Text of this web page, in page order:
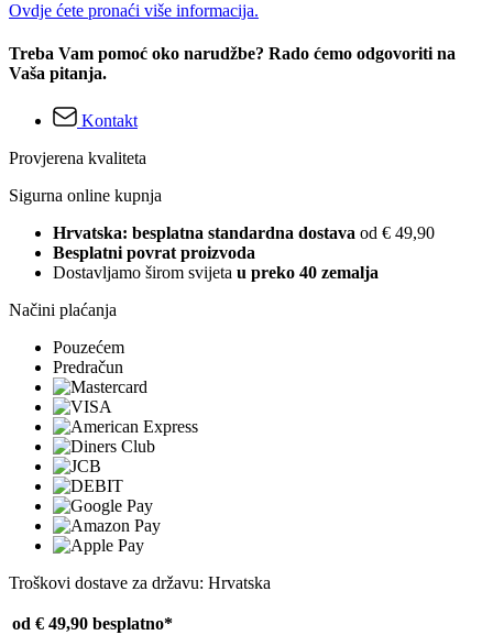
Ovdje ćete pronaći više informacija.
Treba Vam pomoć oko narudžbe? Rado ćemo odgovoriti na
Vaša pitanja.
Kontakt
Provjerena kvaliteta
Sigurna online kupnja
Hrvatska: besplatna standardna dostava od € 49,90
Besplatni povrat proizvoda
Dostavljamo širom svijeta u preko 40 zemalja
Načini plaćanja
Pouzećem
Predračun
Troškovi dostave za državu: Hrvatska
od € 49,90 besplatno*